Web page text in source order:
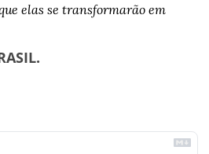
elas se transformarão em